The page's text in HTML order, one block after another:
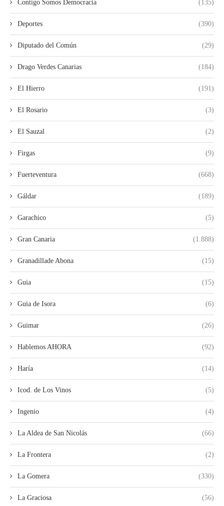
Contigo Somos Democracia (135)
Deportes (390)
Diputado del Común (29)
Drago Verdes Canarias (184)
El Hierro (191)
El Rosario (3)
El Sauzal (2)
Firgas (9)
Fuerteventura (668)
Gáldar (189)
Garachico (5)
Gran Canaria (1.888)
Granadillade Abona (15)
Guia (15)
Guia de Isora (6)
Guimar (26)
Hablemos AHORA (92)
Haría (14)
Icod. de Los Vinos (5)
Ingenio (4)
La Aldea de San Nicolás (66)
La Frontera (2)
La Gomera (330)
La Graciosa (56)